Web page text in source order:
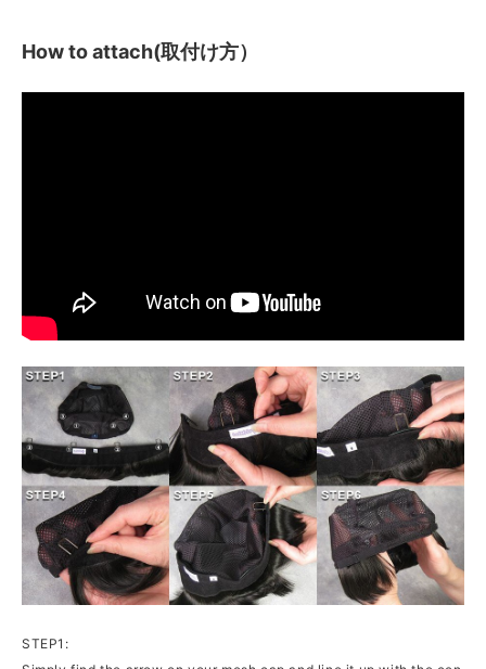
How to attach(取付け方）
STEP1: